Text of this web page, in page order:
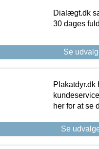
Dialægt.dk
30 dages
Se
Plakatdyr.dk
her for at se
Se